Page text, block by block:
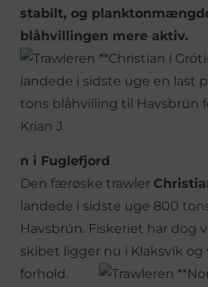
stabilt, og
blåhvillingen mere aktiv.
n i Fuglefjord
Den færøske trawler
landede i sidste uge 800
Havsbrún. Fiskeriet har dog
skibet ligger nu i Klaksvík
forhold.